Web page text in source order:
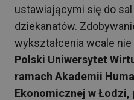
ustawiającymi się do
dziekanatów.
wykształcenia wcale
Polski Uniwersytet
ramach Akademii
Ekonomicznej w Łodzi,